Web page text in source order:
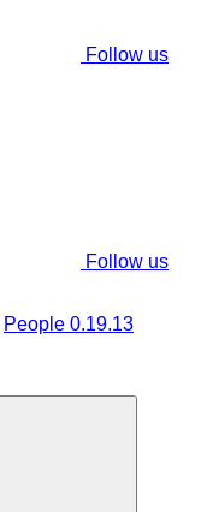
Follow us
Follow us
People 0.19.13